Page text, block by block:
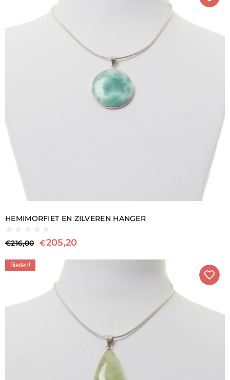
zilver in Italië, zodat je je sieraad meteen na ontvangst
kunt dragen.
HEMIMORFIET EN ZILVEREN HANGER
€216,00 €205,20
Bieden!